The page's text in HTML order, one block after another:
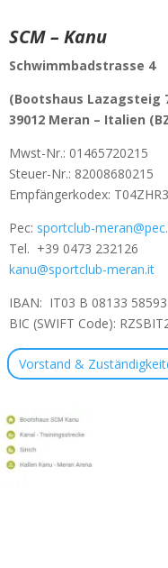
SCM – Kanu
Schwimmbadstrasse 4
(Bootshaus Lazagsteig
39012 Meran – Italien
Mwst-Nr.: 01465720215
Steuer-Nr.: 82008680215
Empfängerkodex: T04ZHR3
Pec: sportclub-
Tel. +39 0473 232126
kanu@sportclub-meran.it
IBAN: IT03 B 08133
BIC (SWIFT Code):
Vorstand &